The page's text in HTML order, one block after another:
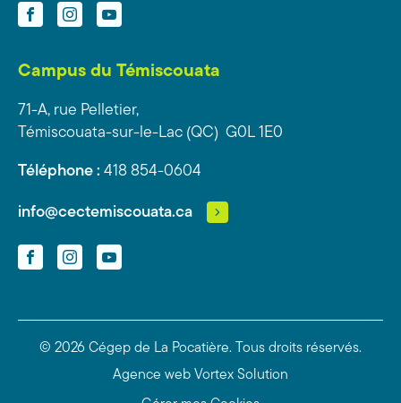
FacebookInstagramYouTube
Campus du Témiscouata
71-A, rue Pelletier,
Témiscouata-sur-le-Lac (QC) G0L 1E0
Téléphone : 418 854-0604
info@cectemiscouata.ca
FacebookInstagramYouTube
© 2026 Cégep de La Pocatière.
Tous droits réservés.
Agence web Vortex Solution